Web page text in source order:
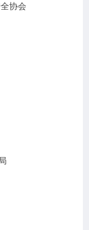
协会